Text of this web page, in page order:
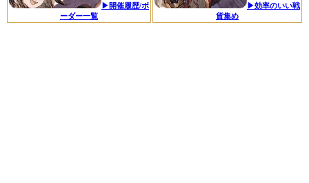
▶開催履歴/ボ
ーダー一覧
▶効率のいい戦
貨集め